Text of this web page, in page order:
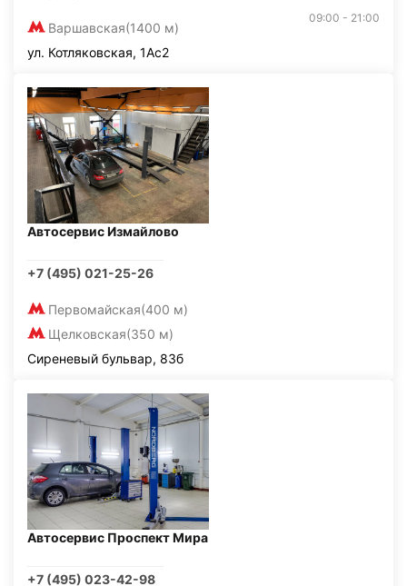
Варшавская(1400 м)
09:00 - 21:00
ул. Котляковская, 1Ас2
Автосервис Измайлово
+7 (495) 021-25-26
Первомайская(400 м)
Щелковская(350 м)
Сиреневый бульвар, 83б
Автосервис Проспект Мира
+7 (495) 023-42-98